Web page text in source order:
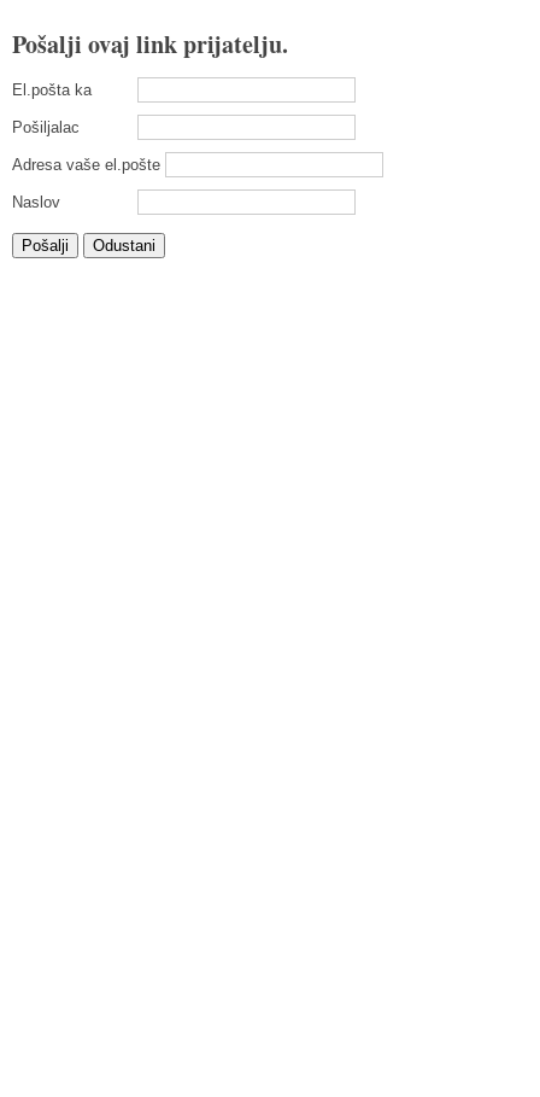
Pošalji ovaj link prijatelju.
El.pošta ka
Pošiljalac
Adresa vaše el.pošte
Naslov
Pošalji Odustani